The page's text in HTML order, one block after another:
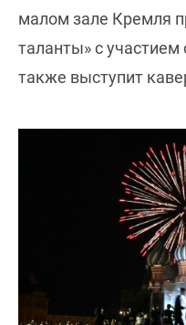
малом зале Кремля
таланты» с
также выступит